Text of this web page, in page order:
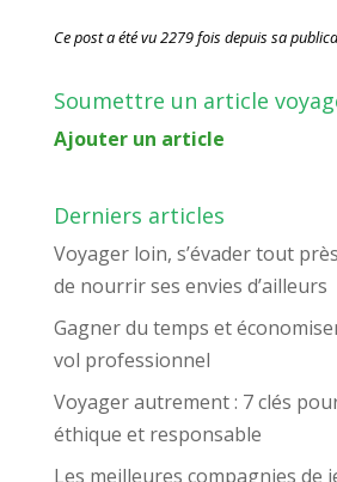
Ce post a été vu 2279 fois depuis sa
Soumettre un article
Ajouter un article
Derniers articles
Voyager loin, s’évader tout
de nourrir ses envies d’ailleurs
Gagner du temps et
vol professionnel
Voyager autrement : 7 clés
éthique et responsable
Les meilleures compagnies de